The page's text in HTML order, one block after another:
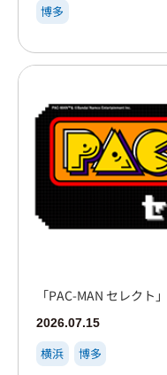
博多
「PAC-MAN セレクト
2026.07.15
横浜 博多